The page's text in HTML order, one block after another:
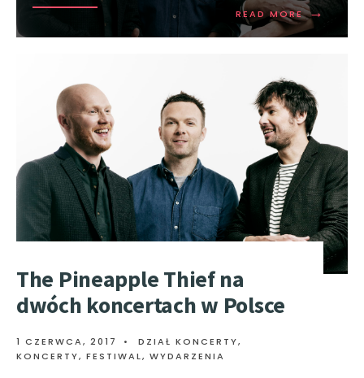
READ MORE →
The Pineapple Thief na
dwóch koncertach w Polsce
1 CZERWCA, 2017 • DZIAŁ KONCERTY,
KONCERTY, FESTIWAL, WYDARZENIA